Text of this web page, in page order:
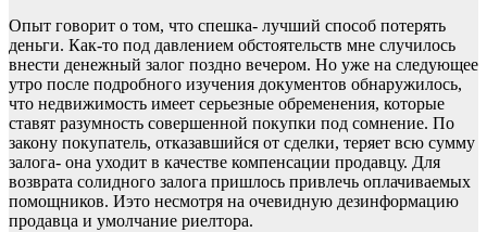
Опыт говорит о том, что спешка- лучший способ потерять
деньги. Как-то под давлением обстоятельств мне случилось
внести денежный залог поздно вечером. Но уже на следующее
утро после подробного изучения документов обнаружилось,
что недвижимость имеет серьезные обременения, которые
ставят разумность совершенной покупки под сомнение. По
закону покупатель, отказавшийся от сделки, теряет всю сумму
залога- она уходит в качестве компенсации продавцу. Для
возврата солидного залога пришлось привлечь оплачиваемых
помощников. Иэто несмотря на очевидную дезинформацию
продавца и умолчание риелтора.